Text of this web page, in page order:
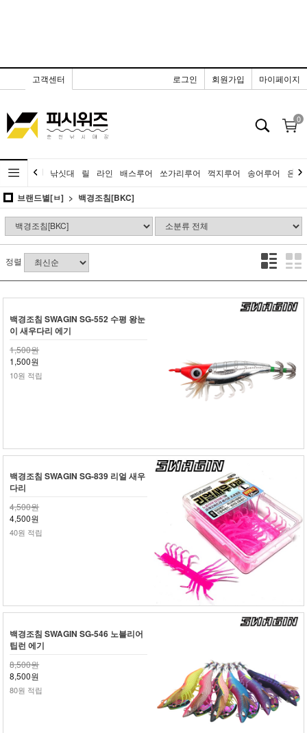
고객센터 로그인 회원가입 마이페이지
0
낚싯대 릴 라인 배스루어 쏘가리루어 꺽지루어 송어루어 은어
브랜드별[ㅂ] 백경조침[BKC]
정렬
백경조침 SWAGIN SG-552 수평 왕눈
이 새우다리 에기
1,500원
1,500원
10원 적립
백경조침 SWAGIN SG-839 리얼 새우
다리
4,500원
4,500원
40원 적립
백경조침 SWAGIN SG-546 노블리어
팁런 에기
8,500원
8,500원
80원 적립